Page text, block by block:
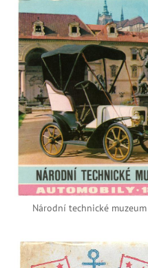
Národní technické